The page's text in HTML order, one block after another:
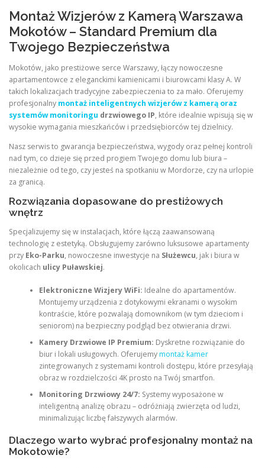
Montaż Wizjerów z Kamerą Warszawa
Mokotów – Standard Premium dla
Twojego Bezpieczeństwa
Mokotów, jako prestiżowe serce Warszawy, łączy nowoczesne
apartamentowce z eleganckimi kamienicami i biurowcami klasy A. W
takich lokalizacjach tradycyjne zabezpieczenia to za mało. Oferujemy
profesjonalny montaż inteligentnych wizjerów z kamerą oraz
systemów monitoringu drzwiowego IP, które idealnie wpisują się w
wysokie wymagania mieszkańców i przedsiębiorców tej dzielnicy.
Nasz serwis to gwarancja bezpieczeństwa, wygody oraz pełnej kontroli
nad tym, co dzieje się przed progiem Twojego domu lub biura –
niezależnie od tego, czy jesteś na spotkaniu w Mordorze, czy na urlopie
za granicą.
Rozwiązania dopasowane do prestiżowych
wnętrz
Specjalizujemy się w instalacjach, które łączą zaawansowaną
technologię z estetyką. Obsługujemy zarówno luksusowe apartamenty
przy Eko-Parku, nowoczesne inwestycje na Służewcu, jak i biura w
okolicach ulicy Puławskiej.
Elektroniczne Wizjery WiFi: Idealne do apartamentów.
Montujemy urządzenia z dotykowymi ekranami o wysokim
kontraście, które pozwalają domownikom (w tym dzieciom i
seniorom) na bezpieczny podgląd bez otwierania drzwi.
Kamery Drzwiowe IP Premium: Dyskretne rozwiązanie do
biur i lokali usługowych. Oferujemymontaż kamer
zintegrowanych z systemami kontroli dostępu, które przesyłają
obraz w rozdzielczości 4K prosto na Twój smartfon.
Monitoring Drzwiowy 24/7: Systemy wyposażone w
inteligentną analizę obrazu – odróżniają zwierzęta od ludzi,
minimalizując liczbę fałszywych alarmów.
Dlaczego warto wybrać profesjonalny montaż na
Mokotowie?